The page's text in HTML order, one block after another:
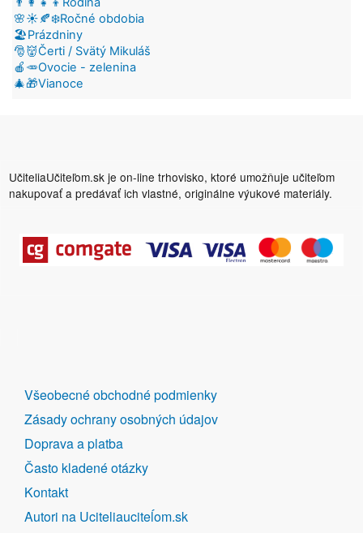
🌸☀️🍂❄️Ročné obdobia
🏖️Prázdniny
🎅👹Čerti / Svätý Mikuláš
🍎🥕Ovocie - zelenina
🎄🎁Vianoce
UčiteliaUčiteľom.sk je on-line trhovisko, ktoré umožňuje učiteľom
nakupovať a predávať ich vlastné, originálne výukové materiály.
DALŠÍ
ODKAZY
Všeobecné obchodné podmienky
Zásady ochrany osobných údajov
Doprava a platba
Často kladené otázky
Kontakt
Autori na Uciteliauciteĺom.sk